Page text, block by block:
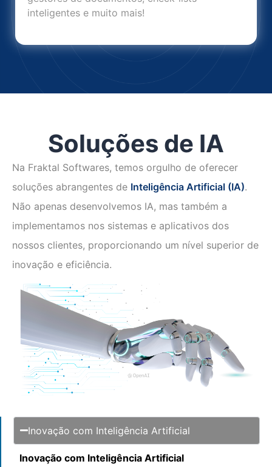
inteligentes e muito mais!
Soluções de IA
Na Fraktal Softwares, temos orgulho de oferecer
soluções abrangentes de Inteligência Artificial (IA).
Não apenas desenvolvemos IA, mas também a
implementamos nos sistemas e aplicativos dos
nossos clientes, proporcionando um nível superior de
inovação e eficiência.
Inovação com Inteligência Artificial
Inovação com Inteligência Artificial